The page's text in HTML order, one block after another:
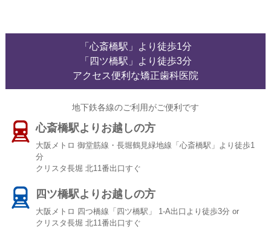
「心斎橋駅」より徒歩1分
「四ツ橋駅」より徒歩3分
アクセス便利な矯正歯科医院
地下鉄各線のご利用がご便利です
心斎橋駅よりお越しの方
大阪メトロ 御堂筋線・長堀鶴見緑地線「心斎橋駅」より徒歩1
分
クリスタ長堀 北11番出口すぐ
四ツ橋駅よりお越しの方
大阪メトロ 四つ橋線「四ツ橋駅」 1-A出口より徒歩3分 or
クリスタ長堀 北11番出口すぐ